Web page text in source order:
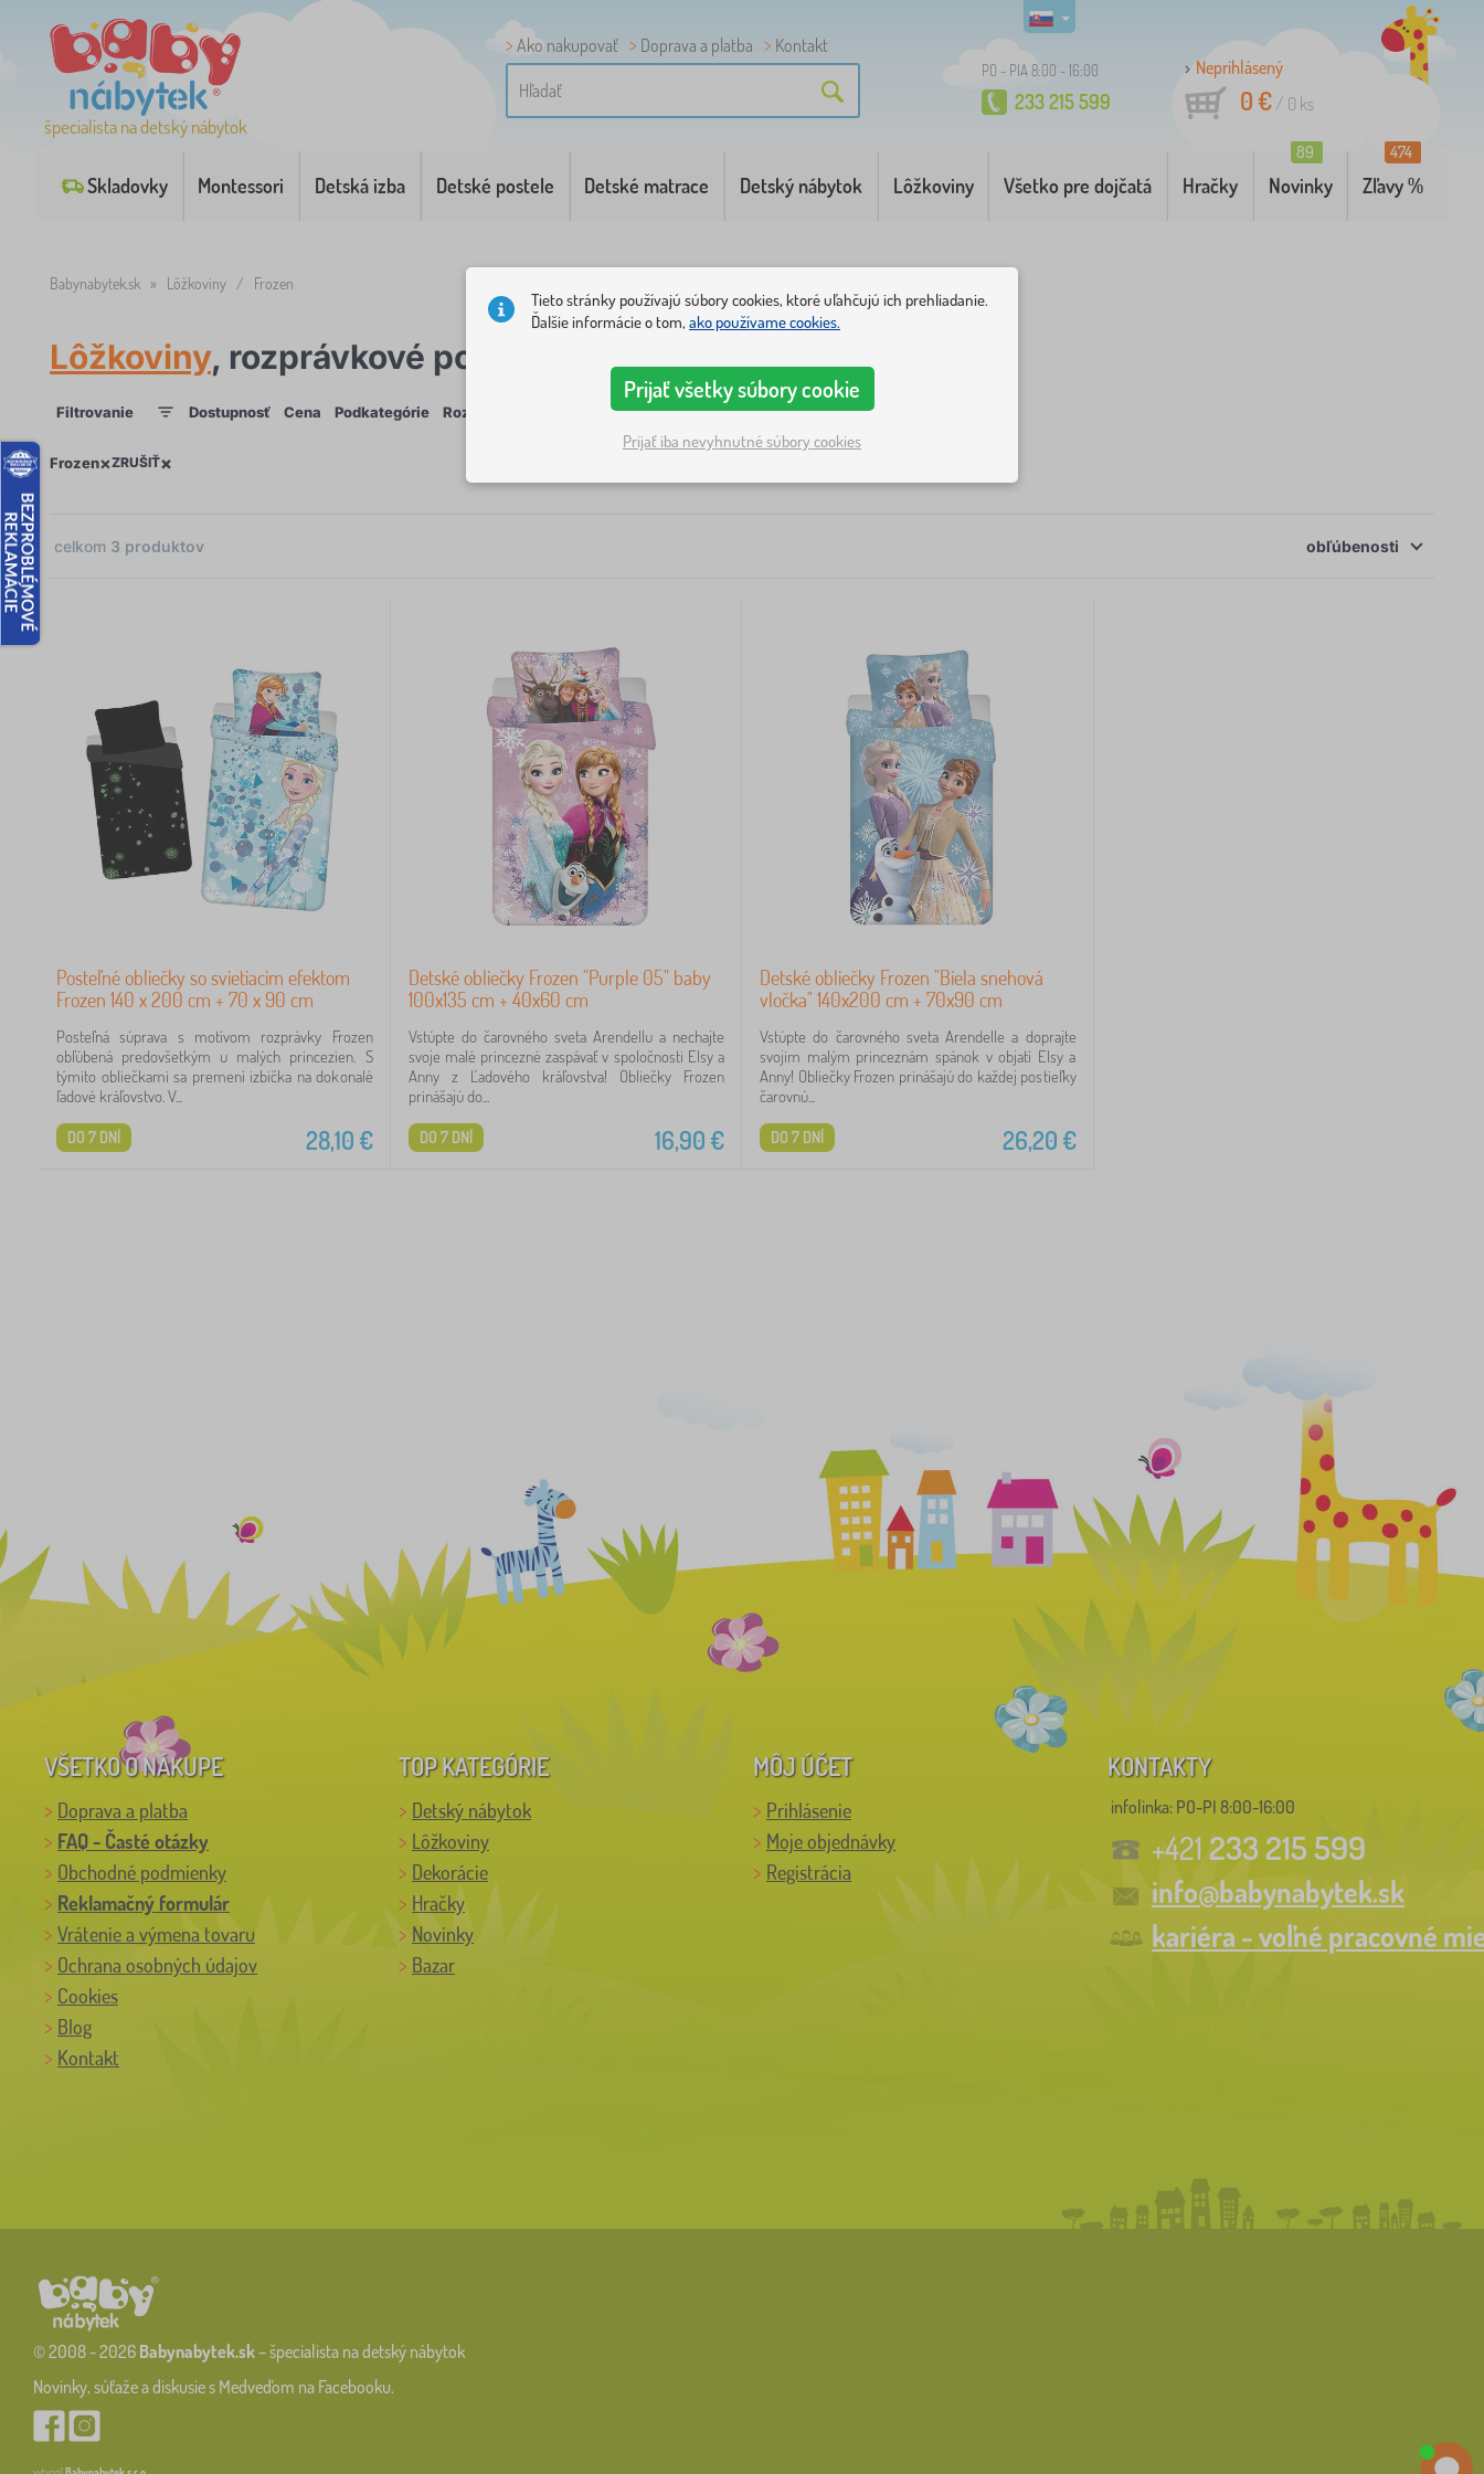
špecialista na detský nábytok
Ako nakupovať Doprava a platba Kontakt
PO - PIA 8:00 - 16:00
233 215 599
Neprihlásený
0 €/ 0 ks
Skladovky Montessori Detská izba Detské postele Detské matrace Detský nábytok Lôžkoviny Všetko pre dojčatá Hračky Novinky
89
Zľavy %
474
Babynabytek.sk » Lôžkoviny / Frozen
Lôžkoviny, rozprávkové postavy Frozen
Filtrovanie Dostupnosť Cena Podkategórie Rozprávkové postavičky 1
€
Frozen×ZRUŠIŤ×
celkom 3 produktov
obľúbenosti
Posteľné obliečky so svietiacim efektom
Frozen 140 x 200 cm + 70 x 90 cm
Posteľná súprava s motívom rozprávky Frozen
obľúbená predovšetkým u malých princezien. S
týmito obliečkami sa premení izbička na dokonalé
ľadové kráľovstvo. V...
28,10€
DO 7 DNÍ
Detské obliečky Frozen "Purple 05" baby
100x135 cm + 40x60 cm
Vstúpte do čarovného sveta Arendellu a nechajte
svoje malé princezné zaspávať v spoločnosti Elsy a
Anny z Ľadového kráľovstva! Obliečky Frozen
prinášajú do...
16,90€
DO 7 DNÍ
Detské obliečky Frozen "Biela snehová
vločka" 140x200 cm + 70x90 cm
Vstúpte do čarovného sveta Arendelle a doprajte
svojim malým princeznám spánok v objatí Elsy a
Anny! Obliečky Frozen prinášajú do každej postieľky
čarovnú...
26,20€
DO 7 DNÍ
VŠETKO O NÁKUPE
Doprava a platba
FAQ - Časté otázky
Obchodné podmienky
Reklamačný formulár
Vrátenie a výmena tovaru
Ochrana osobných údajov
Cookies
Blog
Kontakt
TOP KATEGÓRIE
Detský nábytok
Lôžkoviny
Dekorácie
Hračky
Novinky
Bazar
MÔJ ÚČET
Prihlásenie
Moje objednávky
Registrácia
KONTAKTY
infolinka: PO-PI 8:00-16:00
+421 233 215 599
info@babynabytek.sk
kariéra - voľné pracovné
© 2008 - 2026 Babynabytek.sk– špecialista na detský nábytok
Novinky, súťaže a diskusie s Medveďom na Facebooku.
Tieto stránky používajú súbory cookies, ktoré uľahčujú ich prehliadanie.
Ďalšie informácie o tom, ako používame cookies.
Prijať všetky súbory cookie
Prijať iba nevyhnutné súbory cookies